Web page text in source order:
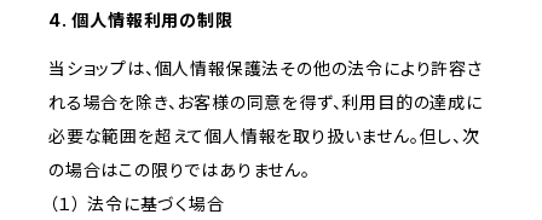
4. 個人情報利用の制限
当ショップは、個人情報保護法その他の法令により許容さ
れる場合を除き、お客様の同意を得ず、利用目的の達成に
必要な範囲を超えて個人情報を取り扱いません。但し、次
の場合はこの限りではありません。
（１） 法令に基づく場合